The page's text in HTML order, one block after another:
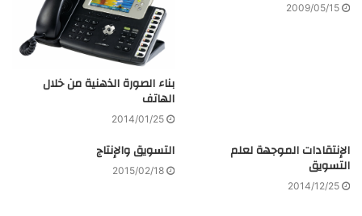
2009/05/15
بناء الصورة الذهنية من خلال
الهاتف
2014/01/25
الإنتقادات الموجهة لعلم
التسويق
2014/12/25
التسويق والإنتاج
2015/02/18